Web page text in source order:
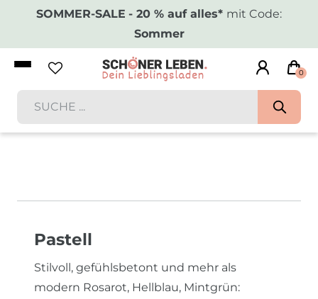
SOMMER-SALE - 20 % auf alles* mit Code:
Sommer
0
Pastell
Stilvoll, gefühlsbetont und mehr als
modern Rosarot, Hellblau, Mintgrün: